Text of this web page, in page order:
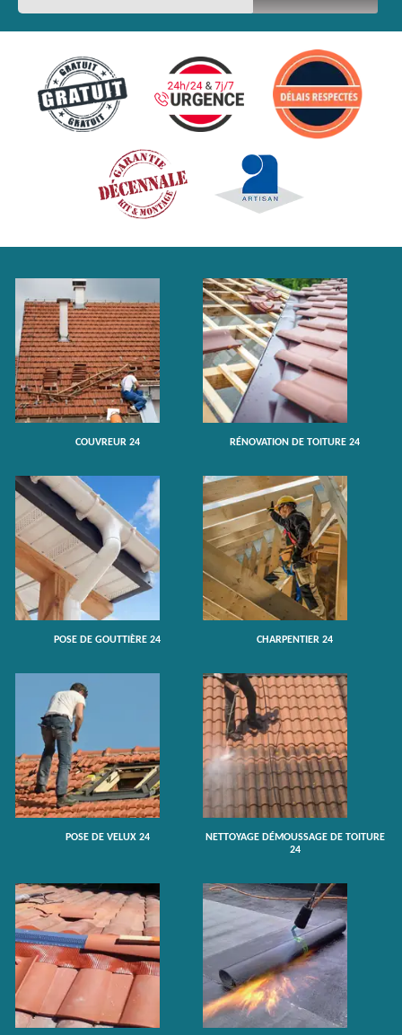
COUVREUR 24 RÉNOVATION DE TOITURE 24
POSE DE GOUTTIÈRE 24 CHARPENTIER 24
POSE DE VELUX 24
NETTOYAGE DÉMOUSSAGE DE TOITURE
24